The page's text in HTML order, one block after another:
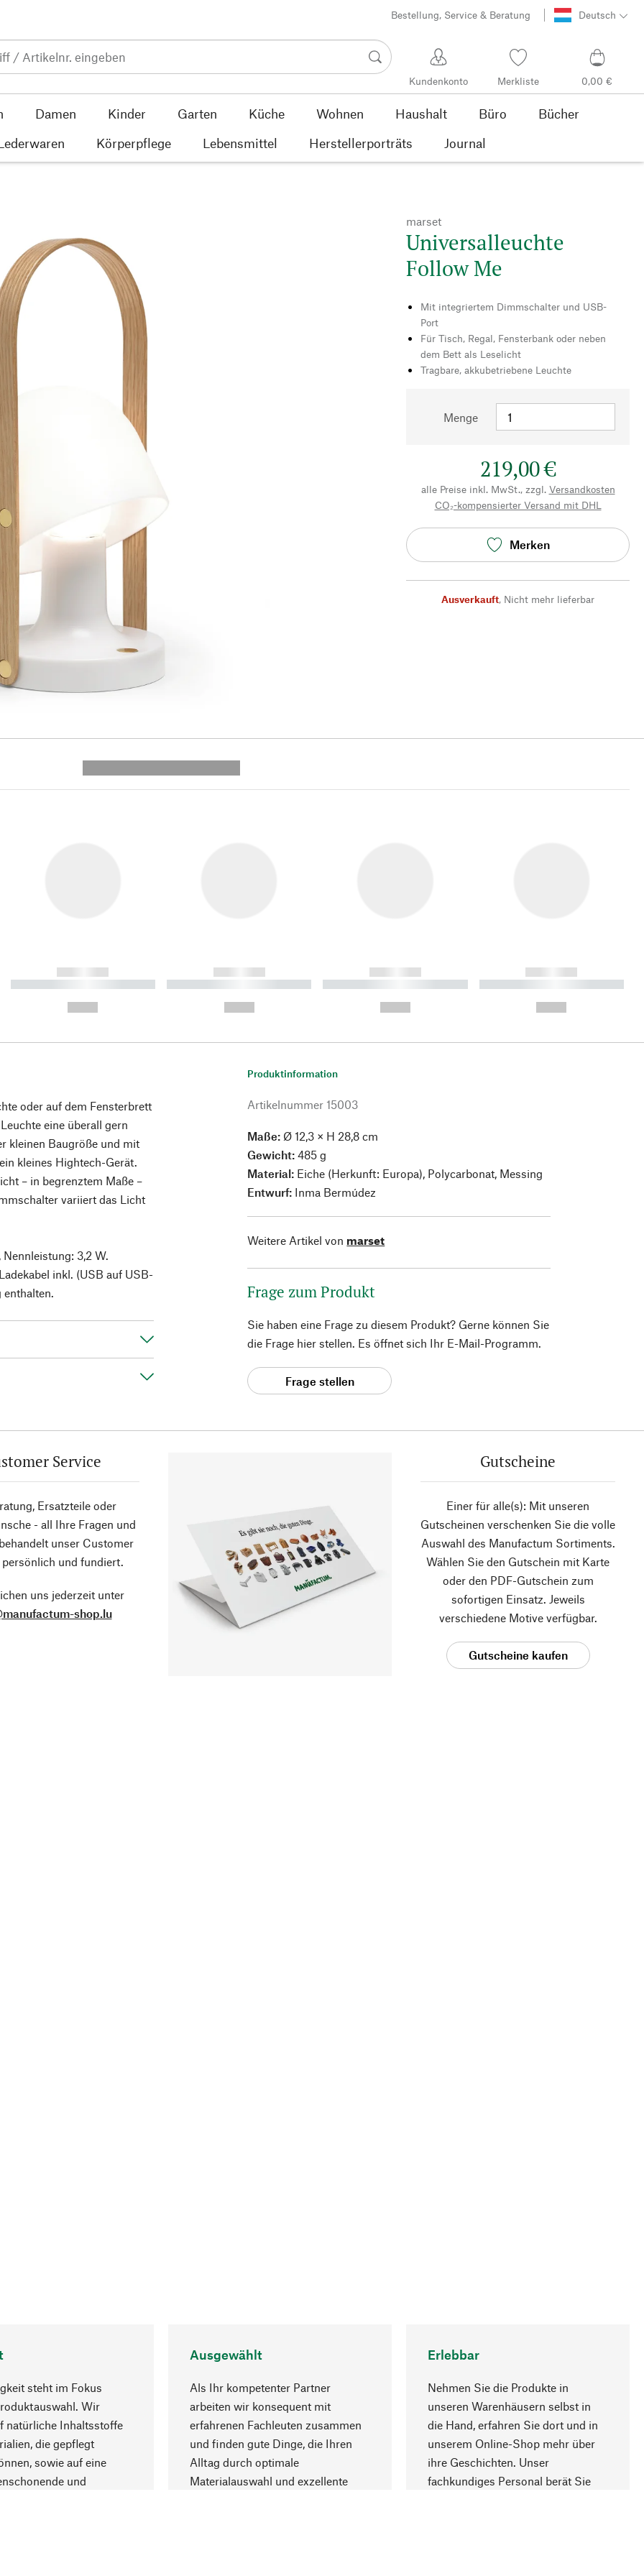
Bestellung, Service & Beratung Deutsch
Kundenkonto Merkliste 0,00 €
Damen Kinder Garten Küche Wohnen Haushalt Büro
Bücher
Körperpflege Lebensmittel Herstellerporträts Journal
marset
Universalleuchte
Follow Me
Mit integriertem Dimmschalter und USB-
Port
Für Tisch, Regal, Fensterbank oder neben
dem Bett als Leselicht
Tragbare, akkubetriebene Leuchte
Menge
219,00 €
alle Preise inkl. MwSt., zzgl. Versandkosten
CO₂-kompensierter Versand mit DHL
Merken
Ausverkauft, Nicht mehr lieferbar
------------
----------- ----------- ----------
------------
----------- ----------- ----------
------------
----------- ----------- ----------
------------
----------- ----------- ----------
oder auf dem Fensterbrett
eine überall gern
kleinen Baugröße und mit
kleines Hightech-Gerät.
– in begrenztem Maße –
variiert das Licht
3,2 W.
inkl. (USB auf USB-
Produktinformation
Artikelnummer 15003
Maße: Ø 12,3 × H 28,8 cm
Gewicht: 485 g
Material: Eiche (Herkunft: Europa), Polycarbonat, Messing
Entwurf: Inma Bermúdez
Weitere Artikel von marset
Frage zum Produkt
Sie haben eine Frage zu diesem Produkt? Gerne können Sie
die Frage hier stellen. Es öffnet sich Ihr E-Mail-Programm.
Frage stellen
Service
Ersatzteile oder
- all Ihre Fragen und
unser Customer
und fundiert.
uns jederzeit unter
shop.lu
Gutscheine
Einer für alle(s): Mit unseren
Gutscheinen verschenken Sie die volle
Auswahl des Manufactum Sortiments.
Wählen Sie den Gutschein mit Karte
oder den PDF-Gutschein zum
sofortigen Einsatz. Jeweils
verschiedene Motive verfügbar.
Gutscheine kaufen
steht im Fokus
Wir
natürliche Inhaltsstoffe
die gepflegt
sowie auf eine
und
Ausgewählt
Als Ihr kompetenter Partner
arbeiten wir konsequent mit
erfahrenen Fachleuten zusammen
und finden gute Dinge, die Ihren
Alltag durch optimale
Materialauswahl und exzellente
Erlebbar
Nehmen Sie die Produkte in
unseren Warenhäusern selbst in
die Hand, erfahren Sie dort und in
unserem Online-Shop mehr über
ihre Geschichten. Unser
fachkundiges Personal berät Sie